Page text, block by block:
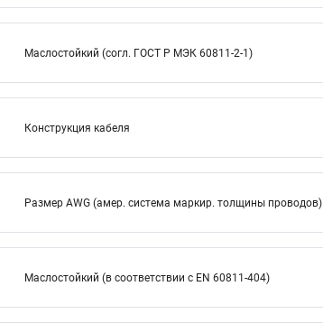
Маслостойкий (согл. ГОСТ Р МЭК 60811-2-1)
Конструкция кабеля
Размер AWG (амер. система маркир. толщины проводов)
Маслостойкий (в соответствии с EN 60811-404)